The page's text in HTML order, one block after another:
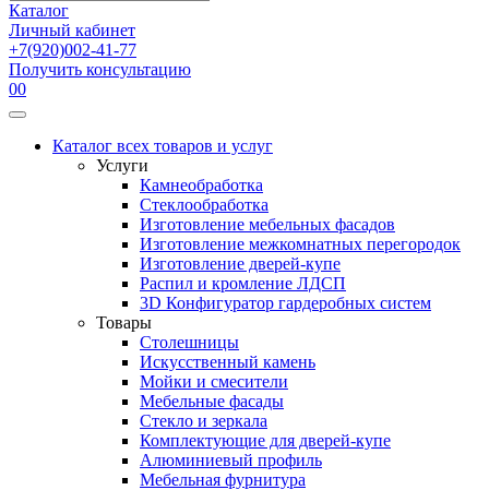
Каталог
Личный кабинет
+7(920)002-41-77
Получить консультацию
00
Каталог всех товаров и услуг
Услуги
Камнеобработка
Стеклообработка
Изготовление мебельных фасадов
Изготовление межкомнатных перегородок
Изготовление дверей-купе
Распил и кромление ЛДСП
3D Конфигуратор гардеробных систем
Товары
Столешницы
Искусственный камень
Мойки и смесители
Мебельные фасады
Стекло и зеркала
Комплектующие для дверей-купе
Алюминиевый профиль
Мебельная фурнитура